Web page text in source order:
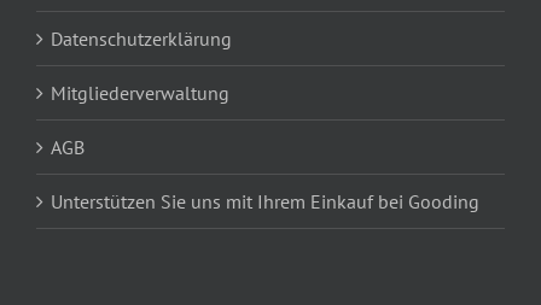
Datenschutzerklärung
Mitgliederverwaltung
AGB
Unterstützen Sie uns mit Ihrem Einkauf bei Gooding